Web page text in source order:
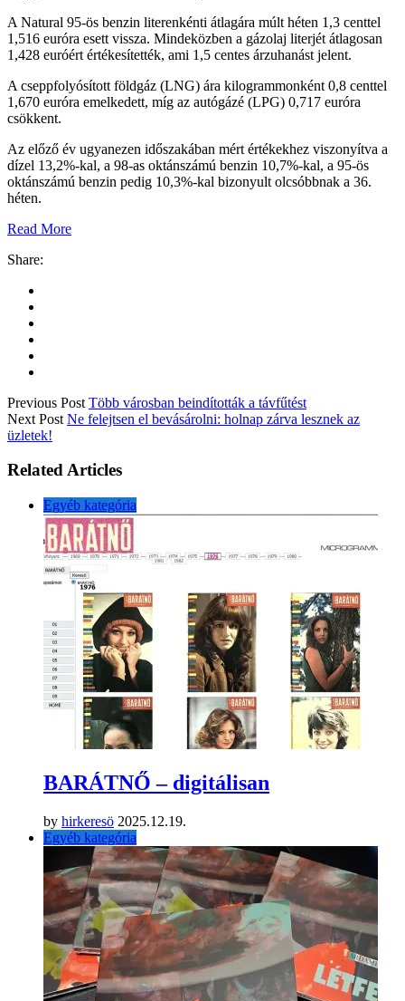
A Natural 95-ös benzin literenkénti átlagára múlt héten 1,3 centtel
1,516 euróra esett vissza. Mindeközben a gázolaj literjét átlagosan
1,428 euróért értékesítették, ami 1,5 centes árzuhanást jelent.
A cseppfolyósított földgáz (LNG) ára kilogrammonként 0,8 centtel
1,670 euróra emelkedett, míg az autógázé (LPG) 0,717 euróra
csökkent.
Az előző év ugyanezen időszakában mért értékekhez viszonyítva a
dízel 13,2%-kal, a 98-as oktánszámú benzin 10,7%-kal, a 95-ös
oktánszámú benzin pedig 10,3%-kal bizonyult olcsóbbnak a 36.
héten.
Read More
Share:
Previous Post Több városban beindították a távfűtést
Next Post Ne felejtsen el bevásárolni: holnap zárva lesznek az
üzletek!
Related Articles
Egyéb kategória
BARÁTNŐ – digitálisan
by hirkeresö 2025.12.19.
Egyéb kategória